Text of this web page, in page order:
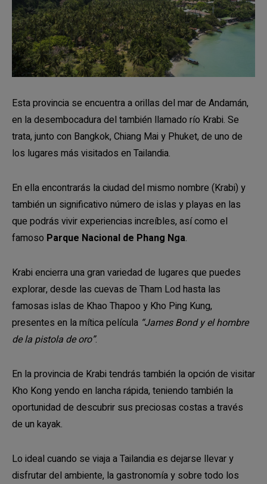
Esta provincia se encuentra a orillas del mar de Andamán,
en la desembocadura del también llamado río Krabi. Se
trata, junto con Bangkok, Chiang Mai y Phuket, de uno de
los lugares más visitados en Tailandia.
En ella encontrarás la ciudad del mismo nombre (Krabi) y
también un significativo número de islas y playas en las
que podrás vivir experiencias increíbles, así como el
famoso Parque Nacional de Phang Nga.
Krabi encierra una gran variedad de lugares que puedes
explorar, desde las cuevas de Tham Lod hasta las
famosas islas de Khao Thapoo y Kho Ping Kung,
presentes en la mítica película “James Bond y el hombre
de la pistola de oro”.
En la provincia de Krabi tendrás también la opción de visitar
Kho Kong yendo en lancha rápida, teniendo también la
oportunidad de descubrir sus preciosas costas a través
de un kayak.
Lo ideal cuando se viaja a Tailandia es dejarse llevar y
disfrutar del ambiente, la gastronomía y sobre todo los